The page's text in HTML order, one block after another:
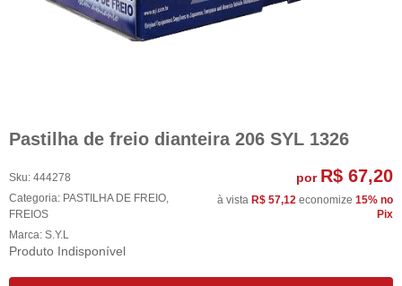
Pastilha de freio dianteira 206 SYL 1326
Sku: 444278
Categoria: PASTILHA DE FREIO,
FREIOS
Marca: S.Y.L
Produto Indisponível
por R$ 67,20
à vista R$ 57,12 economize 15% no
Pix